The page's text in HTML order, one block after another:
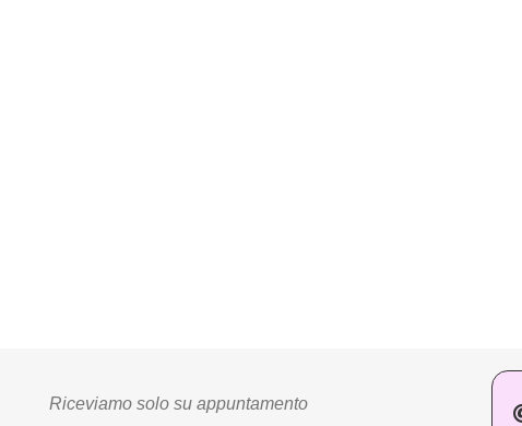
Riceviamo solo su appuntamento